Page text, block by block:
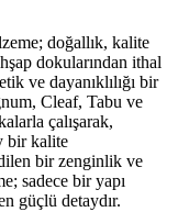
doğallık, kalite
dokularından ithal
ve dayanıklılığı bir
Cleaf, Tabu ve
çalışarak,
bir kalite
bir zenginlik ve
sadece bir yapı
güçlü detaydır.